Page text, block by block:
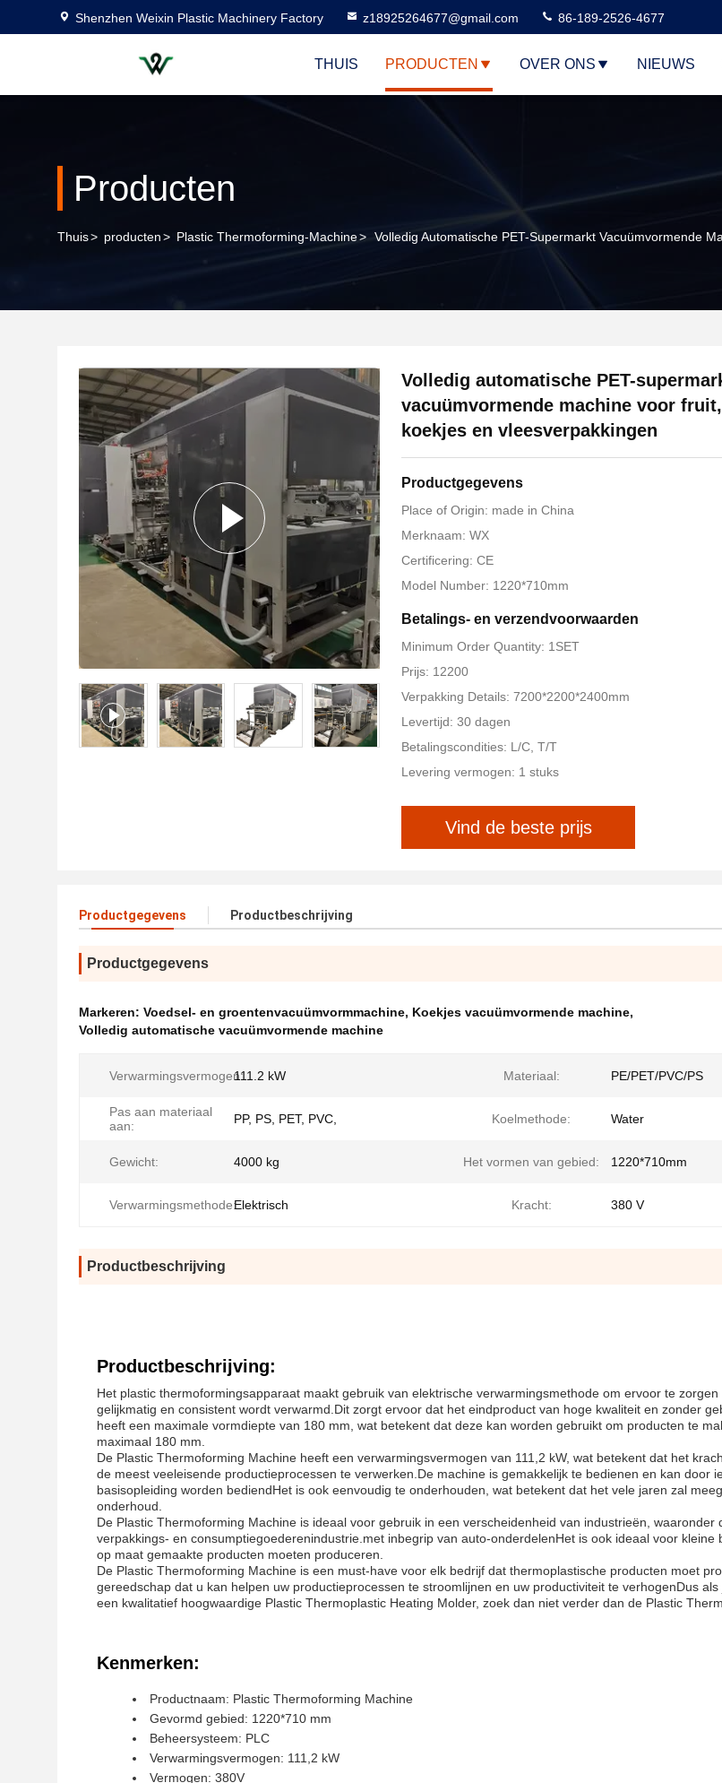
Shenzhen Weixin Plastic Machinery Factory z18925264677@gmail.com 86-189-2526-4677
THUIS PRODUCTEN OVER ONS NIEUWS
Producten
Thuis> producten> Plastic Thermoforming-Machine> Volledig Automatische PET-Supermarkt Vacuümvormende
Volledig automatische PET-
vacuümvormende machine voor
koekjes en vleesverpakkingen
Productgegevens
Place of Origin: made in China
Merknaam: WX
Certificering: CE
Model Number: 1220*710mm
Betalings- en verzendvoorwaarden
Minimum Order Quantity: 1SET
Prijs: 12200
Verpakking Details: 7200*2200*2400mm
Levertijd: 30 dagen
Betalingscondities: L/C, T/T
Levering vermogen: 1 stuks
Vind de beste prijs
Productgegevens Productbeschrijving
Productgegevens
Markeren: Voedsel- en groentenvacuümvormmachine, Koekjes vacuümvormende machine,
Volledig automatische vacuümvormende machine
Verwarmingsvermogen:111.2 kW Materiaal: PE/PET/PVC/PS
Pas aan materiaal
aan:
PP, PS, PET, PVC, Koelmethode: Water
Gewicht: 4000 kg Het vormen van gebied: 1220*710mm
Verwarmingsmethode:Elektrisch Kracht: 380 V
Productbeschrijving
Productbeschrijving:
Het plastic thermoformingsapparaat maakt gebruik van elektrische verwarmingsmethode om ervoor te
gelijkmatig en consistent wordt verwarmd.Dit zorgt ervoor dat het eindproduct van hoge kwaliteit en zonder
heeft een maximale vormdiepte van 180 mm, wat betekent dat deze kan worden gebruikt om producten te
maximaal 180 mm.
De Plastic Thermoforming Machine heeft een verwarmingsvermogen van 111,2 kW, wat betekent dat het
de meest veeleisende productieprocessen te verwerken.De machine is gemakkelijk te bedienen en kan door
basisopleiding worden bediendHet is ook eenvoudig te onderhouden, wat betekent dat het vele jaren zal
onderhoud.
De Plastic Thermoforming Machine is ideaal voor gebruik in een verscheidenheid van industrieën, waaronder
verpakkings- en consumptiegoederenindustrie.met inbegrip van auto-onderdelenHet is ook ideaal voor kleine
op maat gemaakte producten moeten produceren.
De Plastic Thermoforming Machine is een must-have voor elk bedrijf dat thermoplastische producten moet
gereedschap dat u kan helpen uw productieprocessen te stroomlijnen en uw productiviteit te verhogenDus
een kwalitatief hoogwaardige Plastic Thermoplastic Heating Molder, zoek dan niet verder dan de Plastic
Kenmerken:
Productnaam: Plastic Thermoforming Machine
Gevormd gebied: 1220*710 mm
Beheersysteem: PLC
Verwarmingsvermogen: 111,2 kW
Vermogen: 380V